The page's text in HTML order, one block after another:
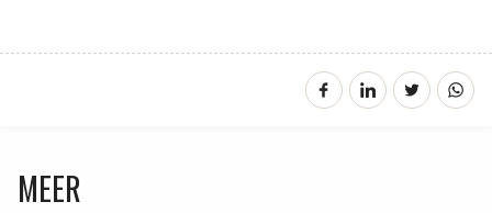
MEER